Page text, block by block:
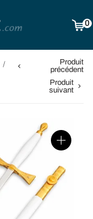
0
/
Produit
précédent
Produit
suivant